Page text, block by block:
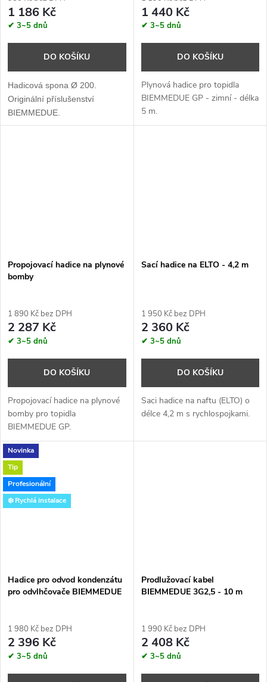
1 186 Kč
✔ 3~5 dnů
DO KOŠÍKU
Hadicová spona Ø 200.
Originální příslušenství
BIEMMEDUE.
1 440 Kč
✔ 3~5 dnů
DO KOŠÍKU
Plynová hadice pro topidla
BIEMMEDUE GP - zimní - délka
5 m.
Propojovací hadice na plynové
bomby
1 890 Kč bez DPH
2 287 Kč
✔ 3~5 dnů
DO KOŠÍKU
Propojovací hadice na plynové
bomby pro topidla
BIEMMEDUE GP.
Sací hadice na ELTO - 4,2 m
1 950 Kč bez DPH
2 360 Kč
✔ 3~5 dnů
DO KOŠÍKU
Saci hadice na naftu (ELTO) o
délce 4,2 m s rychlospojkami.
Novinka
Tip
Profesionální
❄️ Rychlá instalace
Hadice pro odvod kondenzátu
pro odvlhčovače BIEMMEDUE
1 980 Kč bez DPH
2 396 Kč
✔ 3~5 dnů
Prodlužovací kabel
BIEMMEDUE 3G2,5 - 10 m
1 990 Kč bez DPH
2 408 Kč
✔ 3~5 dnů